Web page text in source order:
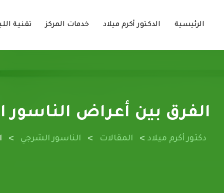
الرئيسية الدكتور أكرم ميلاد خدمات المركز تقنية
الفرق بين أعراض
دكتور أكرم ميلاد > المقالات > الناسور الشرجي >